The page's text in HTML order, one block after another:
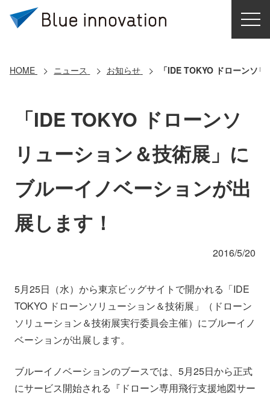
導入事例
コアテクノロジー
クラウドモビリティ研究所
会社情報 ニュース
採用情報 資料ダウンロード
HOME ニュース お知らせ 「IDE TOKYO ドローンソ
「IDE TOKYO ドローンソ
リューション＆技術展」に
ブルーイノベーションが出
展します！
2016/5/20
5月25日（水）から東京ビッグサイトで開かれる「IDE
TOKYO ドローンソリューション＆技術展」（ドローン
ソリューション＆技術展実行委員会主催）にブルーイノ
ベーションが出展します。
ブルーイノベーションのブースでは、5月25日から正式
にサービス開始される『ドローン専用飛行支援地図サー